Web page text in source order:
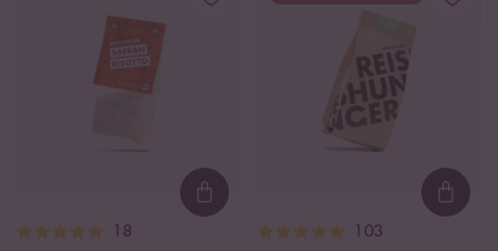
Loading...
18 103